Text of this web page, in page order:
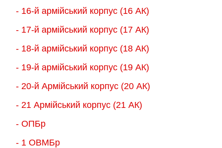
- 16-й армійський корпус (16 АК)
- 17-й армійський корпус (17 АК)
- 18-й армійський корпус (18 AК)
- 19-й армійський корпус (19 АК)
- 20-й Армійський корпус (20 АК)
- 21 Армійський корпус (21 АК)
- ОПБр
- 1 ОВМБр